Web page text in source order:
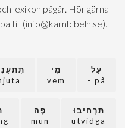
lexikon pågår. Hör gärna
till (info@karnbibeln.se).
עַל
på -
מִי
vem
תַּרְחִיבוּ
utvidga
פֶה
mun